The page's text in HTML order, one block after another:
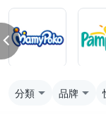
分類 品牌